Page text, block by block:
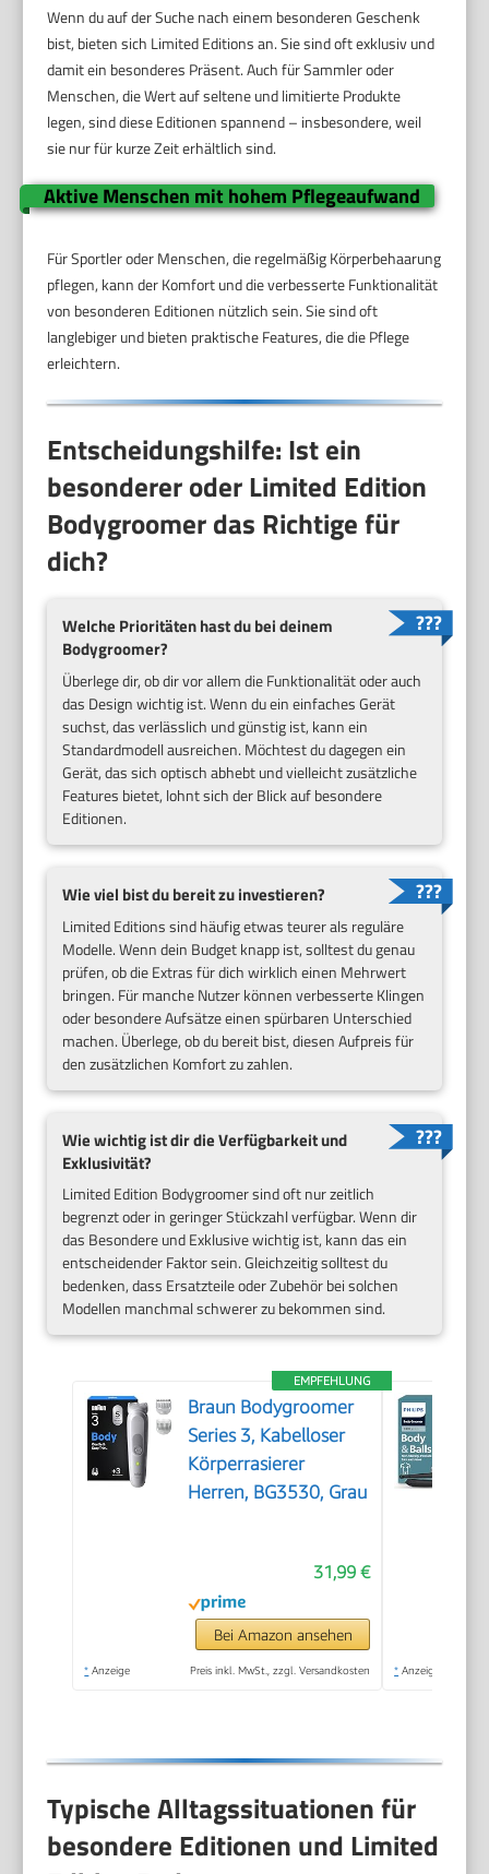
Wenn du auf der Suche nach einem besonderen Geschenk
bist, bieten sich Limited Editions an. Sie sind oft exklusiv und
damit ein besonderes Präsent. Auch für Sammler oder
Menschen, die Wert auf seltene und limitierte Produkte
legen, sind diese Editionen spannend – insbesondere, weil
sie nur für kurze Zeit erhältlich sind.
Aktive Menschen mit hohem Pflegeaufwand
Für Sportler oder Menschen, die regelmäßig Körperbehaarung
pflegen, kann der Komfort und die verbesserte Funktionalität
von besonderen Editionen nützlich sein. Sie sind oft
langlebiger und bieten praktische Features, die die Pflege
erleichtern.
Entscheidungshilfe: Ist ein
besonderer oder Limited Edition
Bodygroomer das Richtige für
dich?
Welche Prioritäten hast du bei deinem
Bodygroomer?
Überlege dir, ob dir vor allem die Funktionalität oder auch
das Design wichtig ist. Wenn du ein einfaches Gerät
suchst, das verlässlich und günstig ist, kann ein
Standardmodell ausreichen. Möchtest du dagegen ein
Gerät, das sich optisch abhebt und vielleicht zusätzliche
Features bietet, lohnt sich der Blick auf besondere
Editionen.
Wie viel bist du bereit zu investieren?
Limited Editions sind häufig etwas teurer als reguläre
Modelle. Wenn dein Budget knapp ist, solltest du genau
prüfen, ob die Extras für dich wirklich einen Mehrwert
bringen. Für manche Nutzer können verbesserte Klingen
oder besondere Aufsätze einen spürbaren Unterschied
machen. Überlege, ob du bereit bist, diesen Aufpreis für
den zusätzlichen Komfort zu zahlen.
Wie wichtig ist dir die Verfügbarkeit und
Exklusivität?
Limited Edition Bodygroomer sind oft nur zeitlich
begrenzt oder in geringer Stückzahl verfügbar. Wenn dir
das Besondere und Exklusive wichtig ist, kann das ein
entscheidender Faktor sein. Gleichzeitig solltest du
bedenken, dass Ersatzteile oder Zubehör bei solchen
Modellen manchmal schwerer zu bekommen sind.
EMPFEHLUNG
Braun Bodygroomer
Series 3, Kabelloser
Körperrasierer
Herren, BG3530, Grau
31,99 €
Bei Amazon ansehen
* Anzeige Preis inkl. MwSt., zzgl. Versandkosten * Anzeige
Typische Alltagssituationen für
besondere Editionen und Limited